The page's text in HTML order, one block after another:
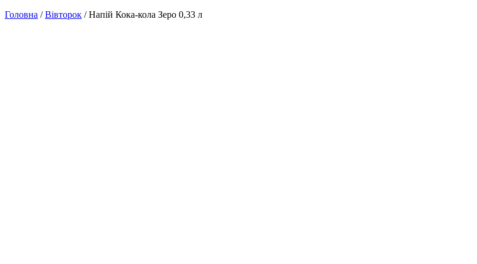
Головна /Вівторок / Напій Кока-кола Зеро 0,33 л